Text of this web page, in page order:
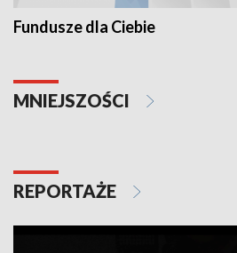
Fundusze dla Ciebie
MNIEJSZOŚCI
REPORTAŻE